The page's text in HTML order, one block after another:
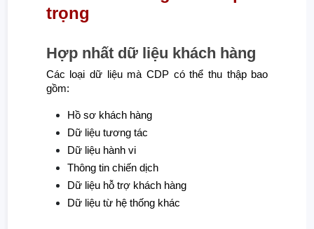
trọng
Hợp nhất dữ liệu khách hàng
Các loại dữ liệu mà CDP có thể thu thập bao
gồm:
Hồ sơ khách hàng
Dữ liệu tương tác
Dữ liệu hành vi
Thông tin chiến dịch
Dữ liệu hỗ trợ khách hàng
Dữ liệu từ hệ thống khác